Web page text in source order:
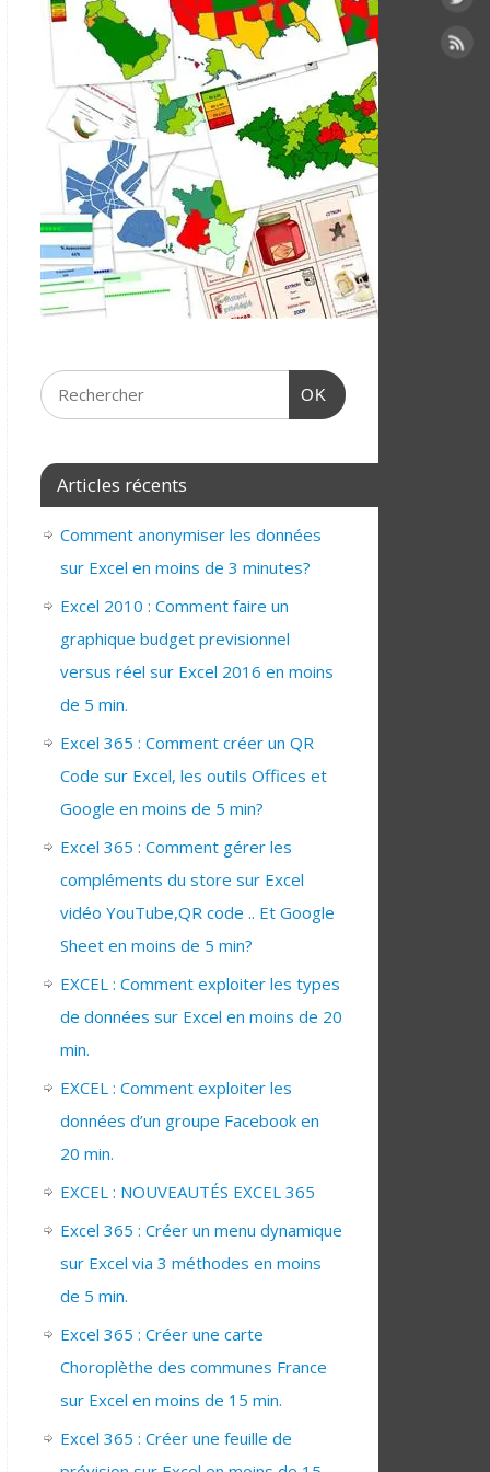
OK
Articles récents
Comment anonymiser les données
sur Excel en moins de 3 minutes?
Excel 2010 : Comment faire un
graphique budget previsionnel
versus réel sur Excel 2016 en moins
de 5 min.
Excel 365 : Comment créer un QR
Code sur Excel, les outils Offices et
Google en moins de 5 min?
Excel 365 : Comment gérer les
compléments du store sur Excel
vidéo YouTube,QR code .. Et Google
Sheet en moins de 5 min?
EXCEL : Comment exploiter les types
de données sur Excel en moins de 20
min.
EXCEL : Comment exploiter les
données d’un groupe Facebook en
20 min.
EXCEL : NOUVEAUTÉS EXCEL 365
Excel 365 : Créer un menu dynamique
sur Excel via 3 méthodes en moins
de 5 min.
Excel 365 : Créer une carte
Choroplèthe des communes France
sur Excel en moins de 15 min.
Excel 365 : Créer une feuille de